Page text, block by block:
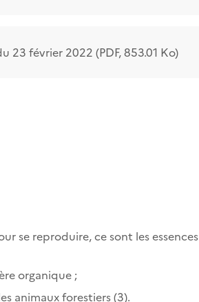
23 février 2022 (PDF, 853.01 Ko)
se reproduire, ce sont les essences
organique ;
animaux forestiers (3).